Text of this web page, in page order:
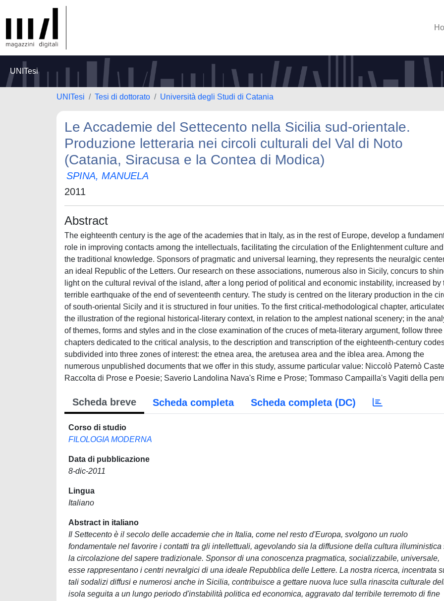
UNITesi
UNITesi Tesi di dottorato Università degli Studi di Catania
Le Accademie del Settecento nella Sicilia sud-orientale.
Produzione letteraria nei circoli culturali del Val di Noto
(Catania, Siracusa e la Contea di Modica)
SPINA, MANUELA
2011
Abstract
The eighteenth century is the age of the academies that in Italy, as in the rest of Europe, develop a
role in improving contacts among the intellectuals, facilitating the circulation of the Enlightenment culture
the traditional knowledge. Sponsors of pragmatic and universal learning, they represents the neuralgic
an ideal Republic of the Letters. Our research on these associations, numerous also in Sicily, concurs to
light on the cultural revival of the island, after a long period of political and economic instability, increased by
terrible earthquake of the end of seventeenth century. The study is centred on the literary production in the
of south-oriental Sicily and it is structured in four unities. To the first critical-methodological chapter,
the illustration of the regional historical-literary context, in relation to the amplest national scenery; in the
of themes, forms and styles and in the close examination of the cruces of meta-literary argument, follow three
chapters dedicated to the critical analysis, to the description and transcription of the eighteenth-century
subdivided into three zones of interest: the etnea area, the aretusea area and the iblea area. Among the
numerous unpublished documents that we offer in this study, assume particular value: Niccolò Paternò
Raccolta di Prose e Poesie; Saverio Landolina Nava's Rime e Prose; Tommaso Campailla's Vagiti della
Scheda breve Scheda completa Scheda completa (DC)
Corso di studio
FILOLOGIA MODERNA
Data di pubblicazione
8-dic-2011
Lingua
Italiano
Abstract in italiano
Il Settecento è il secolo delle accademie che in Italia, come nel resto d'Europa, svolgono un ruolo
fondamentale nel favorire i contatti tra gli intellettuali, agevolando sia la diffusione della cultura illuministica
la circolazione del sapere tradizionale. Sponsor di una conoscenza pragmatica, socializzabile, universale,
esse rappresentano i centri nevralgici di una ideale Repubblica delle Lettere. La nostra ricerca, incentrata
tali sodalizi diffusi e numerosi anche in Sicilia, contribuisce a gettare nuova luce sulla rinascita culturale
isola seguita a un lungo periodo d'instabilità politica ed economica, aggravato dal terribile terremoto di fine